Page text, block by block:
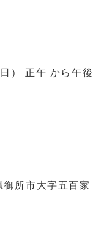
） 正午 から午後
所市大字五百家